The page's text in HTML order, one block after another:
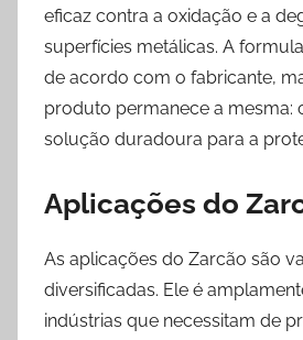
eficaz contra a oxidação e a
superfícies metálicas. A
de acordo com o fabricante,
produto permanece a mesma:
solução duradoura para a
Aplicações do
As aplicações do Zarcão são
diversificadas. Ele é
indústrias que necessitam de